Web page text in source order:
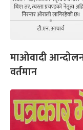
माओवादी
वर्तमान